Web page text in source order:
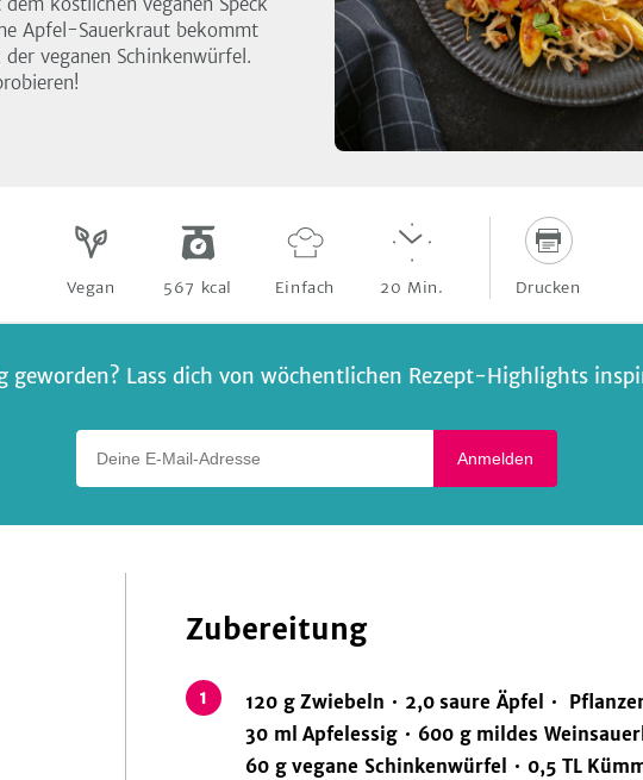
Apfel-Sauerkraut bekommt
veganen Schinkenwürfel.
Vegan 567 kcal Einfach 20 Min. Drucken
geworden? Lass dich von wöchentlichen Rezept-Highlights
Anmelden
Zubereitung
1 120 g Zwiebeln 2,0 saure Äpfel
30 ml Apfelessig 600 g mildes
60 g vegane Schinkenwürfel 0,5 TL